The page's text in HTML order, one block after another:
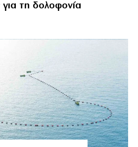
τη δολοφονία